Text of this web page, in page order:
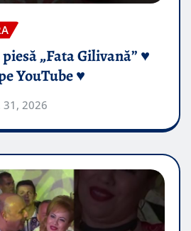
„Fata Gilivană” ♥️
YouTube ♥️
31, 2026